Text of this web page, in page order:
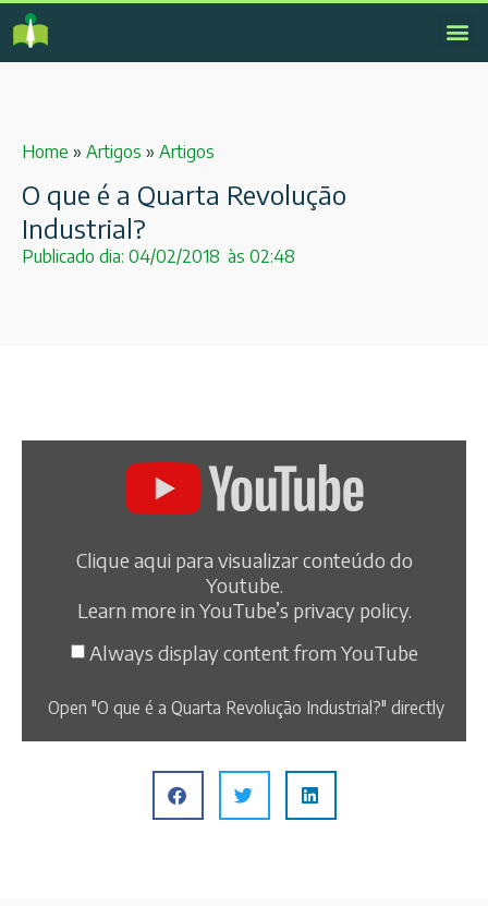
Home » Artigos » Artigos
O que é a Quarta Revolução
Industrial?
Publicado dia: 04/02/2018 às 02:48
Clique aqui para visualizar conteúdo do
Youtube.
Learn more in YouTube’s privacy policy.
Always display content from YouTube
Open "O que é a Quarta Revolução Industrial?" directly